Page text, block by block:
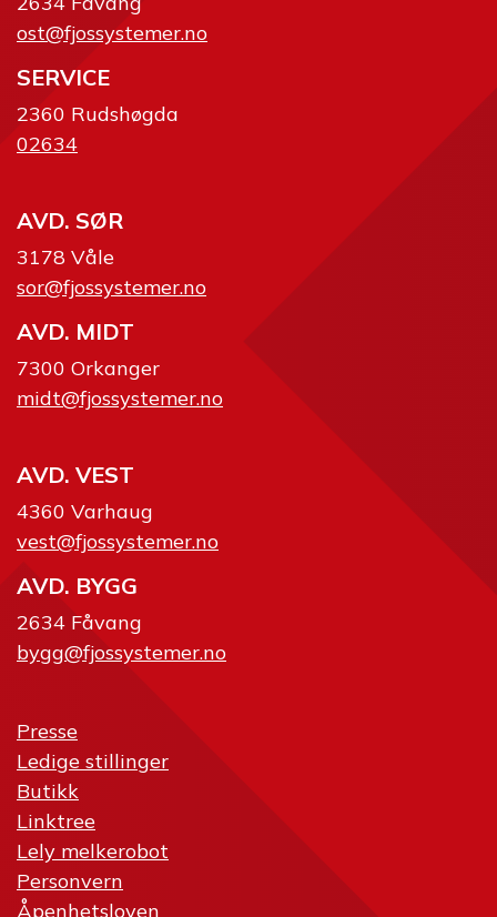
ost@fjossystemer.no
SERVICE
2360 Rudshøgda
02634
AVD. SØR
3178 Våle
sor@fjossystemer.no
AVD. MIDT
7300 Orkanger
midt@fjossystemer.no
AVD. VEST
4360 Varhaug
vest@fjossystemer.no
AVD. BYGG
2634 Fåvang
bygg@fjossystemer.no
Presse
Ledige stillinger
Butikk
Linktree
Lely melkerobot
Personvern
Åpenhetsloven